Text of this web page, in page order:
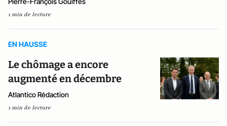
1 min de lecture
EN HAUSSE
Le chômage a encore
augmenté en décembre
Atlantico Rédaction
1 min de lecture